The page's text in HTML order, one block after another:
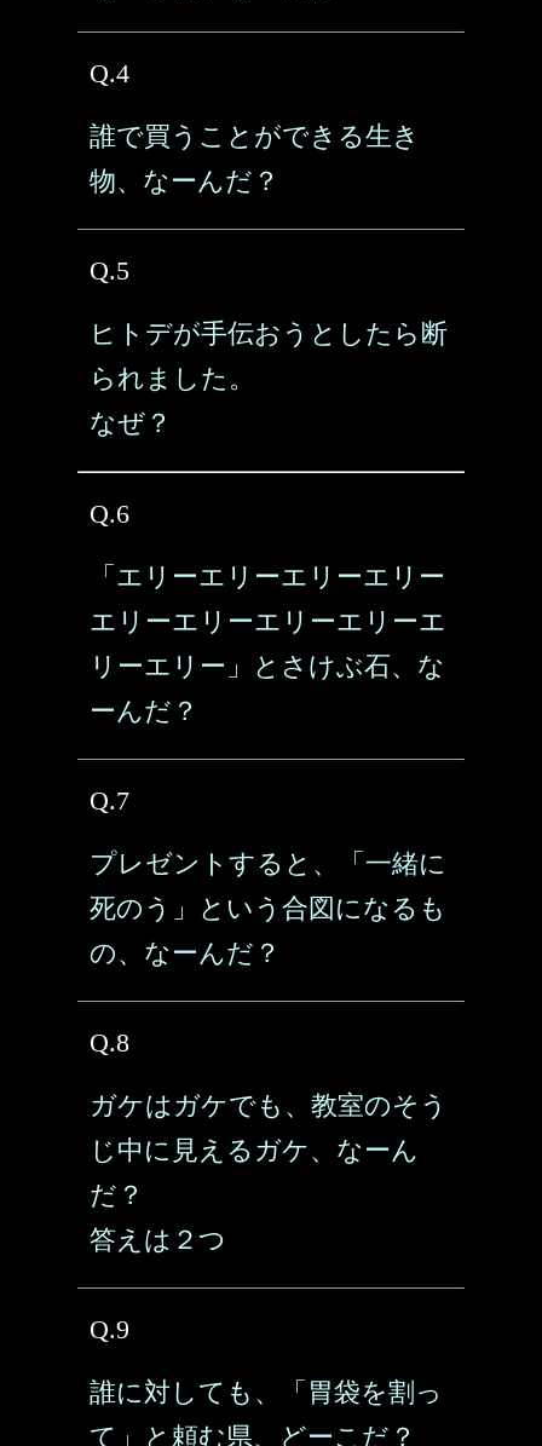
Q.4
誰で買うことができる生き
物、なーんだ？
Q.5
ヒトデが手伝おうとしたら断
られました。
なぜ？
Q.6
「エリーエリーエリーエリー
エリーエリーエリーエリーエ
リーエリー」とさけぶ石、な
ーんだ？
Q.7
プレゼントすると、「一緒に
死のう」という合図になるも
の、なーんだ？
Q.8
ガケはガケでも、教室のそう
じ中に見えるガケ、なーん
だ？
答えは２つ
Q.9
誰に対しても、「胃袋を割っ
て」と頼む県、どーこだ？